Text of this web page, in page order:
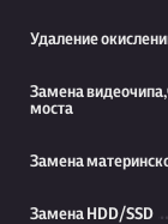
Удаление
Замена
моста
Замена
Замена HDD/SSD